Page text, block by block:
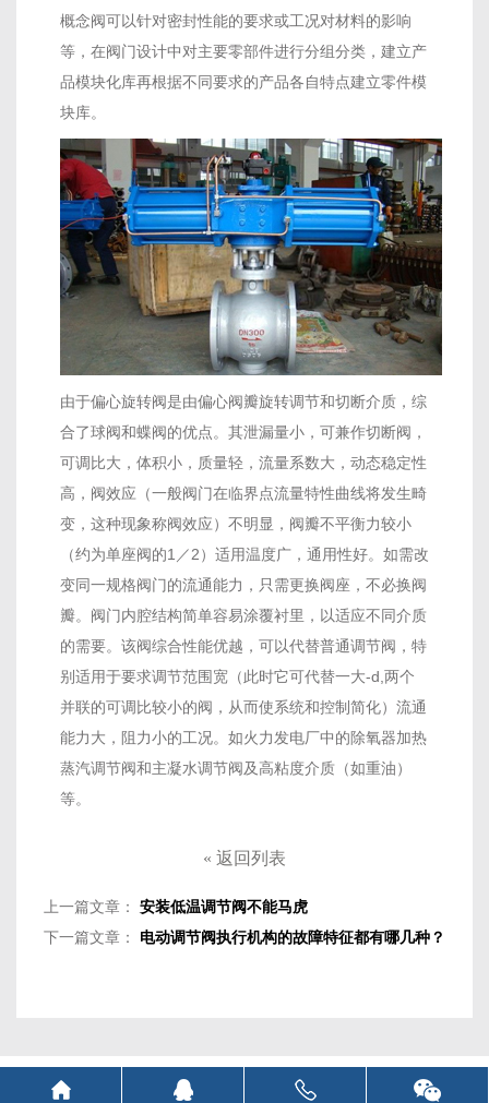
概念阀可以针对密封性能的要求或工况对材料的影响
等，在阀门设计中对主要零部件进行分组分类，建立产
品模块化库再根据不同要求的产品各自特点建立零件模
块库。
由于偏心旋转阀是由偏心阀瓣旋转调节和切断介质，综
合了球阀和蝶阀的优点。其泄漏量小，可兼作切断阀，
可调比大，体积小，质量轻，流量系数大，动态稳定性
高，阀效应（一般阀门在临界点流量特性曲线将发生畸
变，这种现象称阀效应）不明显，阀瓣不平衡力较小
（约为单座阀的1／2）适用温度广，通用性好。如需改
变同一规格阀门的流通能力，只需更换阀座，不必换阀
瓣。阀门内腔结构简单容易涂覆衬里，以适应不同介质
的需要。该阀综合性能优越，可以代替普通调节阀，特
别适用于要求调节范围宽（此时它可代替一大-d,两个
并联的可调比较小的阀，从而使系统和控制简化）流通
能力大，阻力小的工况。如火力发电厂中的除氧器加热
蒸汽调节阀和主凝水调节阀及高粘度介质（如重油）
等。
« 返回列表
上一篇文章： 安装低温调节阀不能马虎
下一篇文章： 电动调节阀执行机构的故障特征都有哪几种？